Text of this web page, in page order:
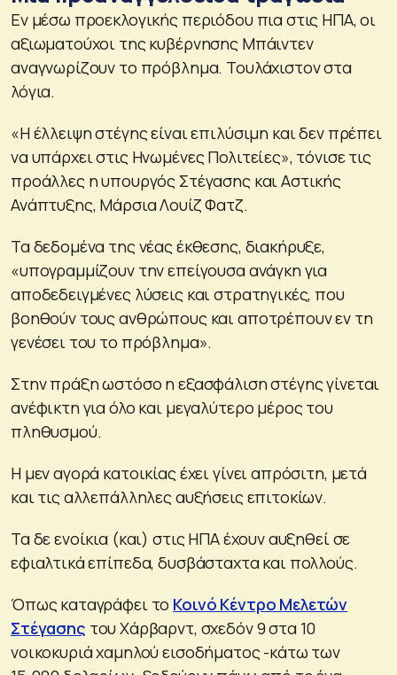
Εν μέσω προεκλογικής περιόδου πια στις ΗΠΑ, οι
αξιωματούχοι της κυβέρνησης Μπάιντεν
αναγνωρίζουν το πρόβλημα. Τουλάχιστον στα
λόγια.
«Η έλλειψη στέγης είναι επιλύσιμη και δεν πρέπει
να υπάρχει στις Ηνωμένες Πολιτείες», τόνισε τις
προάλλες η υπουργός Στέγασης και Αστικής
Ανάπτυξης, Μάρσια Λουίζ Φατζ.
Τα δεδομένα της νέας έκθεσης, διακήρυξε,
«υπογραμμίζουν την επείγουσα ανάγκη για
αποδεδειγμένες λύσεις και στρατηγικές, που
βοηθούν τους ανθρώπους και αποτρέπουν εν τη
γενέσει του το πρόβλημα».
Στην πράξη ωστόσο η εξασφάλιση στέγης γίνεται
ανέφικτη για όλο και μεγαλύτερο μέρος του
πληθυσμού.
Η μεν αγορά κατοικίας έχει γίνει απρόσιτη, μετά
και τις αλλεπάλληλες αυξήσεις επιτοκίων.
Τα δε ενοίκια (και) στις ΗΠΑ έχουν αυξηθεί σε
εφιαλτικά επίπεδα, δυσβάσταχτα και πολλούς.
Όπως καταγράφει το Κοινό Κέντρο Μελετών
Στέγασης του Χάρβαρντ, σχεδόν 9 στα 10
νοικοκυριά χαμηλού εισοδήματος -κάτω των